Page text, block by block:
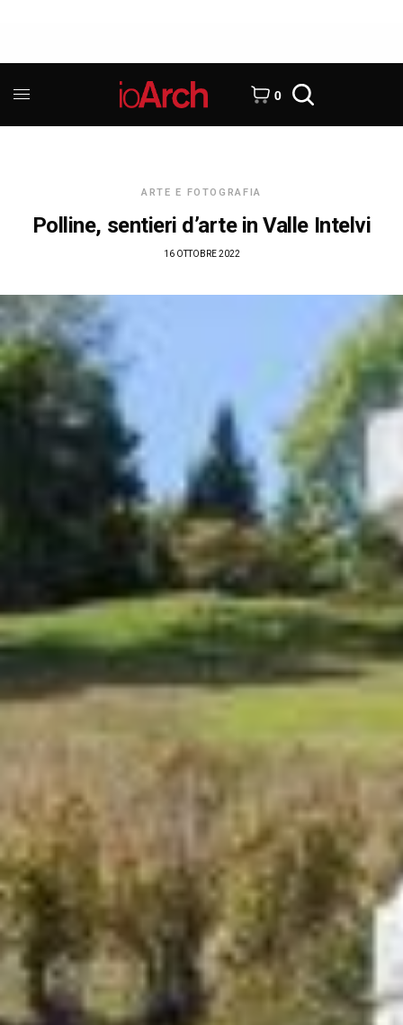
0
ARTE E FOTOGRAFIA
Polline, sentieri d’arte in Valle Intelvi
16 OTTOBRE 2022